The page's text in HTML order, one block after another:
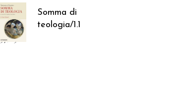
Somma di
teologia/1.1
37,05€